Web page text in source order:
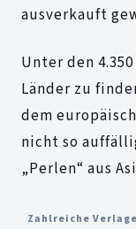
ausverkauft
Unter den
Länder zu
dem
nicht so
„Perlen“ aus
Zahlreiche